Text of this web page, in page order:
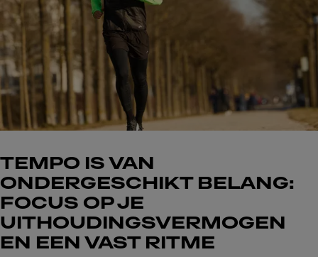
TEMPO IS VAN
ONDERGESCHIKT BELANG:
FOCUS OP JE
UITHOUDINGSVERMOGEN
EN EEN VAST RITME